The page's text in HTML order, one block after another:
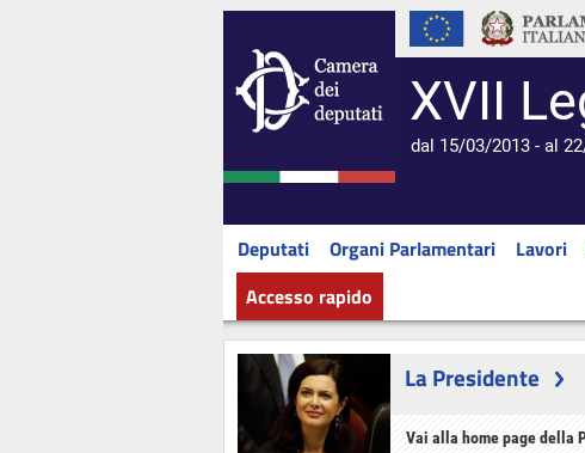
XVII
dal 15/03/2013 - al
Deputati Organi Parlamentari Lavori
Accesso rapido
La Presidente
Vai alla home page della